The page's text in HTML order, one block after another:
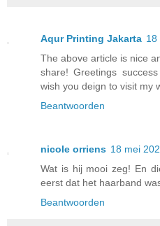
Aqur Printing Jakarta 18
The above article is nice
share! Greetings
wish you deign to visit my
Beantwoorden
nicole orriens 18 mei
Wat is hij mooi zeg! En
eerst dat het haarband
Beantwoorden